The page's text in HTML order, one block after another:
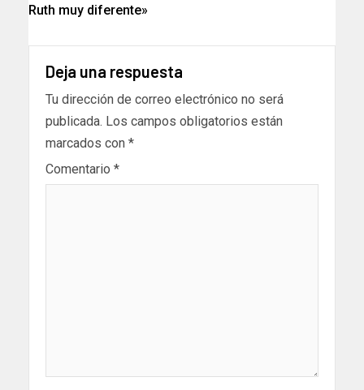
Ruth muy diferente»
Deja una respuesta
Tu dirección de correo electrónico no será
publicada. Los campos obligatorios están
marcados con *
Comentario *